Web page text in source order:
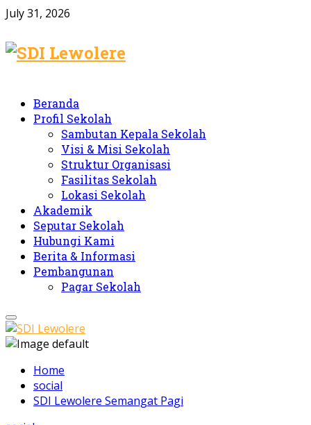
July 31, 2026
Beranda
Profil Sekolah
Sambutan Kepala Sekolah
Visi & Misi Sekolah
Struktur Organisasi
Fasilitas Sekolah
Lokasi Sekolah
Akademik
Seputar Sekolah
Hubungi Kami
Berita & Informasi
Pembangunan
Pagar Sekolah
Primary
Menu
Home
social
SDI Lewolere Semangat Pagi